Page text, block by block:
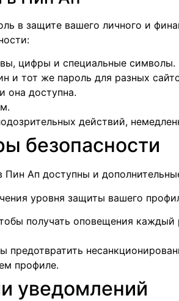
в защите вашего личного и
цифры и специальные символы.
и тот же пароль для разных
она доступна.
действий,
безопасности
Пин Ап доступны и
уровня защиты вашего
получать оповещения каждый
предотвратить
профиле.
уведомлений